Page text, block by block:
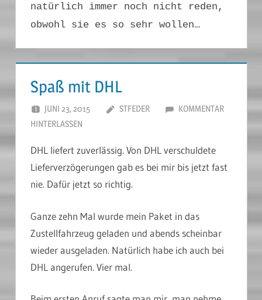
natürlich immer noch nicht reden,
obwohl sie es so sehr wollen…
Spaß mit DHL
JUNI 23, 2015 STFEDER
KOMMENTAR
HINTERLASSEN
DHL liefert zuverlässig. Von DHL verschuldete
Lieferverzögerungen gab es bei mir bis jetzt fast
nie. Dafür jetzt so richtig.
Ganze zehn Mal wurde mein Paket in das
Zustellfahrzeug geladen und abends scheinbar
wieder ausgeladen. Natürlich habe ich auch bei
DHL angerufen. Vier mal.